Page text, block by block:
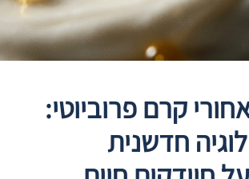
קרם פרוביוטי:
חדשנית